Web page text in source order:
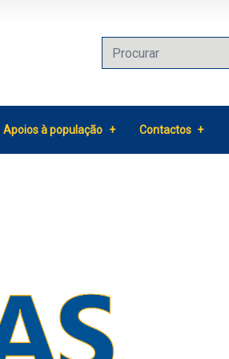
Apoios à população Contactos